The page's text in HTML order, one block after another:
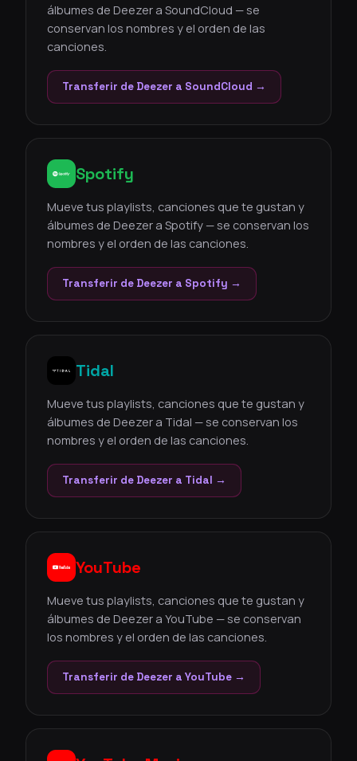
álbumes de Deezer a SoundCloud — se
conservan los nombres y el orden de las
canciones.
Transferir de Deezer a SoundCloud →
Spotify
Mueve tus playlists, canciones que te gustan y
álbumes de Deezer a Spotify — se conservan los
nombres y el orden de las canciones.
Transferir de Deezer a Spotify →
Tidal
Mueve tus playlists, canciones que te gustan y
álbumes de Deezer a Tidal — se conservan los
nombres y el orden de las canciones.
Transferir de Deezer a Tidal →
YouTube
Mueve tus playlists, canciones que te gustan y
álbumes de Deezer a YouTube — se conservan
los nombres y el orden de las canciones.
Transferir de Deezer a YouTube →